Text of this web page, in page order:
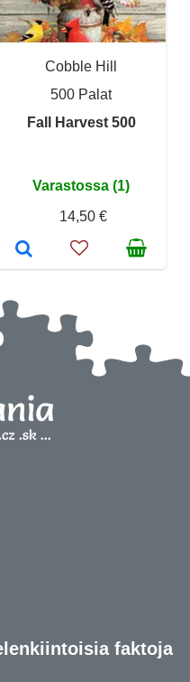
Cobble Hill
500 Palat
Fall Harvest 500
Varastossa (1)
14,50 €
faktoja